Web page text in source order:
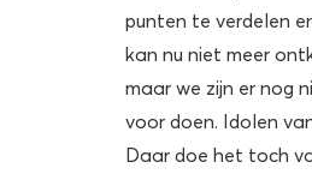
punten te verdelen
kan nu niet meer
maar we zijn er nog
voor doen. Idolen
Daar doe het toch